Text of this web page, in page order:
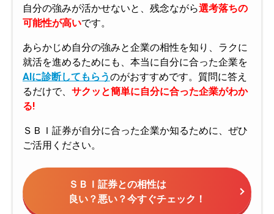
自分の強みが活かせないと、残念ながら選考落ちの
可能性が高いです。
あらかじめ自分の強みと企業の相性を知り、ラクに
就活を進めるためにも、本当に自分に合った企業を
AIに診断してもらうのがおすすめです。質問に答え
るだけで、 サクッと簡単に自分に合った企業がわか
る!
ＳＢＩ証券が自分に合った企業か知るために、ぜひ
ご活用ください。
ＳＢＩ証券との相性は
良い？悪い？今すぐチェック！